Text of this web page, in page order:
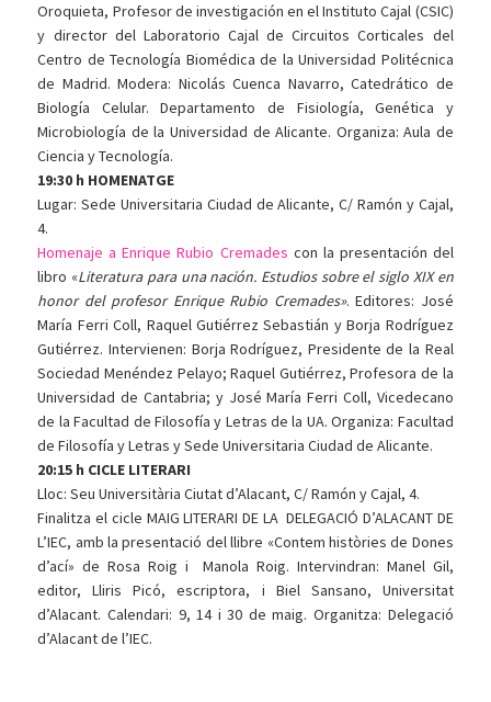
Oroquieta, Profesor de investigación en el Instituto Cajal (CSIC)
y director del Laboratorio Cajal de Circuitos Corticales del
Centro de Tecnología Biomédica de la Universidad Politécnica
de Madrid. Modera: Nicolás Cuenca Navarro, Catedrático de
Biología Celular. Departamento de Fisiología, Genética y
Microbiología de la Universidad de Alicante. Organiza: Aula de
Ciencia y Tecnología.
19:30 h HOMENATGE
Lugar: Sede Universitaria Ciudad de Alicante, C/ Ramón y Cajal,
4.
Homenaje a Enrique Rubio Cremades con la presentación del
libro «Literatura para una nación. Estudios sobre el siglo XIX en
honor del profesor Enrique Rubio Cremades». Editores: José
María Ferri Coll, Raquel Gutiérrez Sebastián y Borja Rodríguez
Gutiérrez. Intervienen: Borja Rodríguez, Presidente de la Real
Sociedad Menéndez Pelayo; Raquel Gutiérrez, Profesora de la
Universidad de Cantabria; y José María Ferri Coll, Vicedecano
de la Facultad de Filosofía y Letras de la UA. Organiza: Facultad
de Filosofía y Letras y Sede Universitaria Ciudad de Alicante.
20:15 h CICLE LITERARI
Lloc: Seu Universitària Ciutat d’Alacant, C/ Ramón y Cajal, 4.
Finalitza el cicle MAIG LITERARI DE LA DELEGACIÓ D’ALACANT DE
L’IEC, amb la presentació del llibre «Contem històries de Dones
d’ací» de Rosa Roig i Manola Roig. Intervindran: Manel Gil,
editor, Lliris Picó, escriptora, i Biel Sansano, Universitat
d’Alacant. Calendari: 9, 14 i 30 de maig. Organitza: Delegació
d’Alacant de l’IEC.